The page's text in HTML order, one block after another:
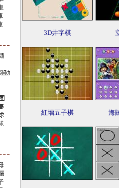
3D井字棋
紅墻五子棋 海